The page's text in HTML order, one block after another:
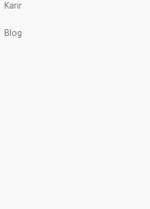
Karir
Blog